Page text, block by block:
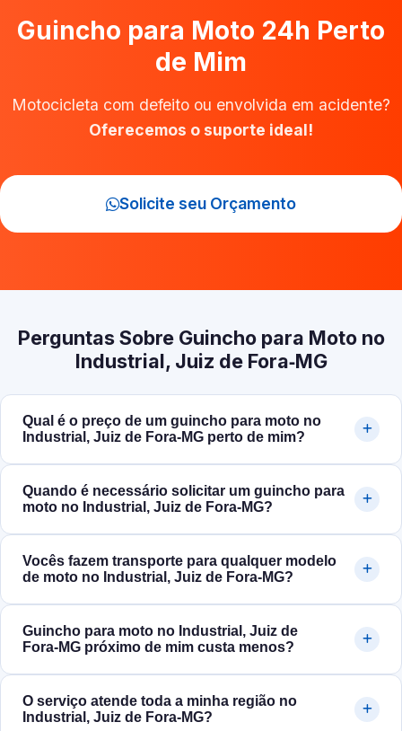
Guincho para Moto 24h Perto
de Mim
Motocicleta com defeito ou envolvida em acidente?
Oferecemos o suporte ideal!
Solicite seu Orçamento
Perguntas Sobre Guincho para Moto no
Industrial, Juiz de Fora‑MG
Qual é o preço de um guincho para moto no
Industrial, Juiz de Fora‑MG perto de mim?
Quando é necessário solicitar um guincho para
moto no Industrial, Juiz de Fora‑MG?
Vocês fazem transporte para qualquer modelo
de moto no Industrial, Juiz de Fora‑MG?
Guincho para moto no Industrial, Juiz de
Fora‑MG próximo de mim custa menos?
O serviço atende toda a minha região no
Industrial, Juiz de Fora‑MG?